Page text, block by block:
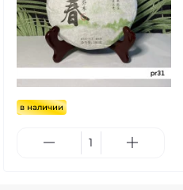
в наличии